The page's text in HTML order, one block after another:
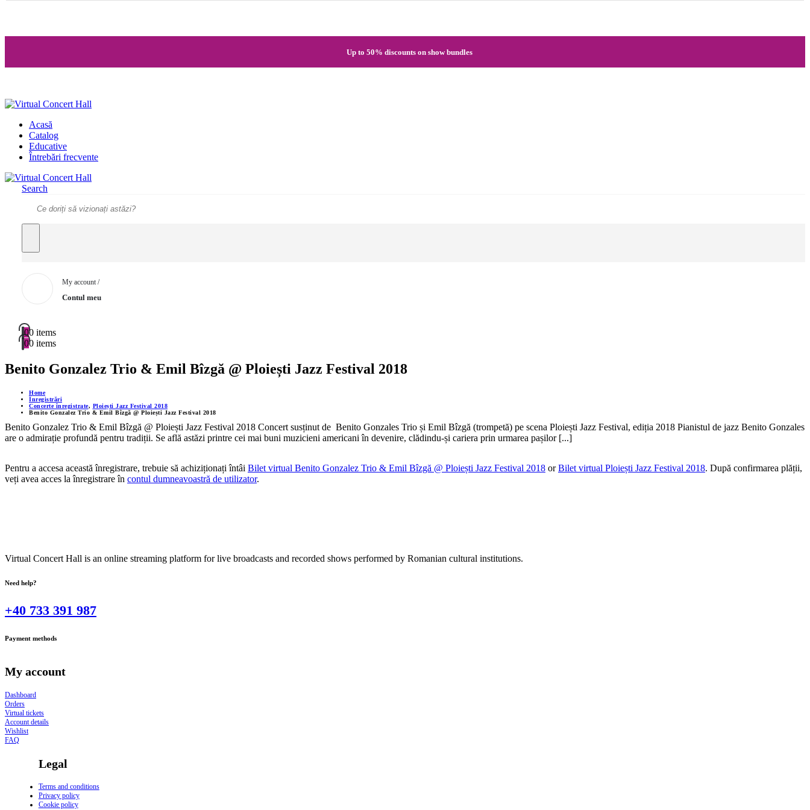
Up to 50% discounts on show bundles
Acasă
Catalog
Educative
Întrebări frecvente
Search
My account /
Contul meu
00 items
00 items
Benito Gonzalez Trio & Emil Bîzgă @ Ploiești Jazz Festival 2018
Home
Înregistrări
Concerte înregistrate, Ploiești Jazz Festival 2018
Benito Gonzalez Trio & Emil Bîzgă @ Ploiești Jazz Festival 2018
Benito Gonzalez Trio & Emil Bîzgă @ Ploiești Jazz Festival 2018 Concert susținut de Benito Gonzales Trio și Emil Bîzgă (trompetă) pe scena Ploiești Jazz Festival, ediția 2018 Pianistul de jazz Benito Gonzales
are o admirație profundă pentru tradiții. Se află astăzi printre cei mai buni muzicieni americani în devenire, clădindu-și cariera prin urmarea pașilor [...]
Pentru a accesa această înregistrare, trebuie să achiziționați întâi Bilet virtual Benito Gonzalez Trio & Emil Bîzgă @ Ploiești Jazz Festival 2018 orBilet virtual Ploiești Jazz Festival 2018. După confirmarea plății,
veți avea acces la înregistrare în contul dumneavoastră de utilizator.
Virtual Concert Hall is an online streaming platform for live broadcasts and recorded shows performed by Romanian cultural institutions.
Need help?
+40 733 391 987
Payment methods
My account
Dashboard
Orders
Virtual tickets
Account details
Wishlist
FAQ
Legal
Terms and conditions
Privacy policy
Cookie policy